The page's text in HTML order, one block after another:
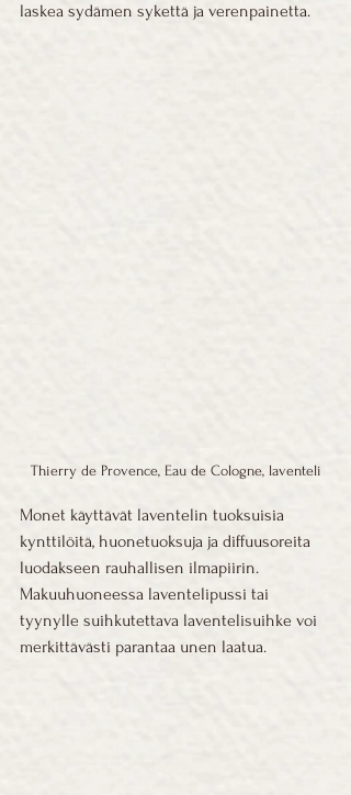
laskea sydämen sykettä ja verenpainetta.
Thierry de Provence, Eau de Cologne, laventeli
Monet käyttävät laventelin tuoksuisia
kynttilöitä, huonetuoksuja ja diffuusoreita
luodakseen rauhallisen ilmapiirin.
Makuuhuoneessa laventelipussi tai
tyynylle suihkutettava laventelisuihke voi
merkittävästi parantaa unen laatua.